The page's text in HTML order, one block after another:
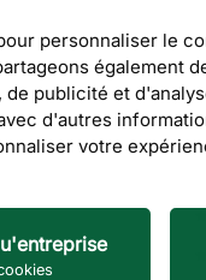
personnaliser le
également
publicité et
d'autres
votre